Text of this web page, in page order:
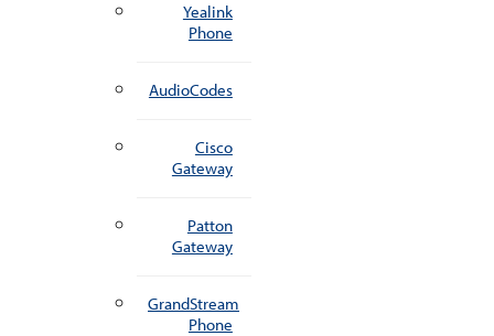
Yealink
Phone
AudioCodes
Cisco
Gateway
Patton
Gateway
GrandStream
Phone